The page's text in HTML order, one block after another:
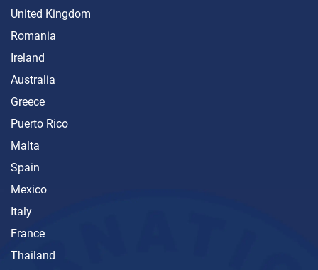
United Kingdom
Romania
Ireland
Australia
Greece
Puerto Rico
Malta
Spain
Mexico
Italy
France
Thailand